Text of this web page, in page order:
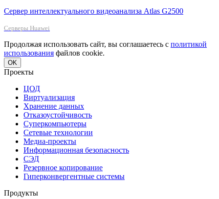
Сервер интеллектуального видеоанализа Atlas G2500
Серверы Huawei
Продолжая использовать сайт, вы соглашаетесь с политикой
использования файлов cookie.
OK
Проекты
ЦОД
Виртуализация
Хранение данных
Отказоустойчивость
Суперкомпьютеры
Сетевые технологии
Медиа-проекты
Информационная безопасность
СЭД
Резервное копирование
Гиперконвергентные системы
Продукты